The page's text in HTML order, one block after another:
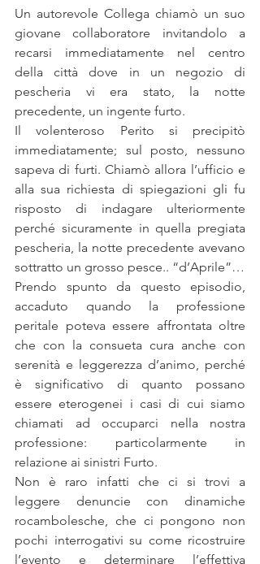
Un autorevole Collega chiamò un suo
giovane collaboratore invitandolo a
recarsi immediatamente nel centro
della città dove in un negozio di
pescheria vi era stato, la notte
precedente, un ingente furto.
Il volenteroso Perito si precipitò
immediatamente; sul posto, nessuno
sapeva di furti. Chiamò allora l’ufficio e
alla sua richiesta di spiegazioni gli fu
risposto di indagare ulteriormente
perché sicuramente in quella pregiata
pescheria, la notte precedente avevano
sottratto un grosso pesce.. “d’Aprile”…
Prendo spunto da questo episodio,
accaduto quando la professione
peritale poteva essere affrontata oltre
che con la consueta cura anche con
serenità e leggerezza d’animo, perché
è significativo di quanto possano
essere eterogenei i casi di cui siamo
chiamati ad occuparci nella nostra
professione: particolarmente in
relazione ai sinistri Furto.
Non è raro infatti che ci si trovi a
leggere denuncie con dinamiche
rocambolesche, che ci pongono non
pochi interrogativi su come ricostruire
l’evento e determinare l’effettiva